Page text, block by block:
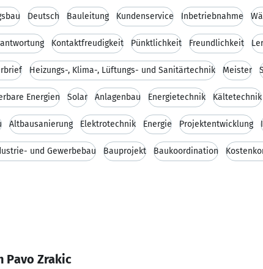
Deutsch Bauleitung Kundenservice Inbetriebnahme
Kontaktfreudigkeit Pünktlichkeit Freundlichkeit
Heizungs-, Klima-, Lüftungs- und Sanitärtechnik Meister
Energien Solar Anlagenbau Energietechnik Kältetechnik
Altbausanierung Elektrotechnik Energie Projektentwicklung
und Gewerbebau Bauprojekt Baukoordination
Pavo Zrakic